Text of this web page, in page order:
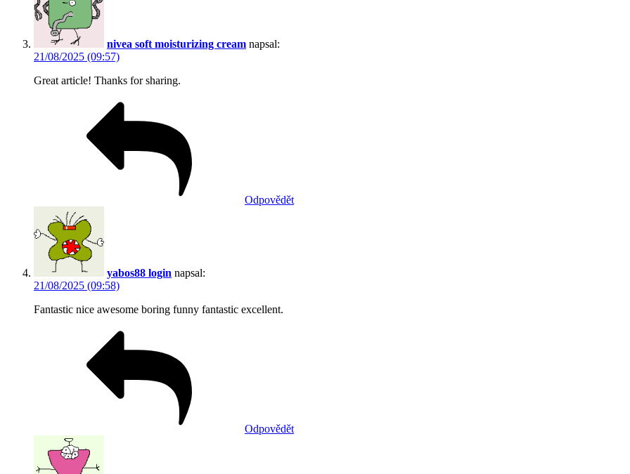
nivea soft moisturizing cream napsal:
21/08/2025 (09:57)
Great article! Thanks for sharing.
Odpovědět
yabos88 login napsal:
21/08/2025 (09:58)
Fantastic nice awesome boring funny fantastic excellent.
Odpovědět